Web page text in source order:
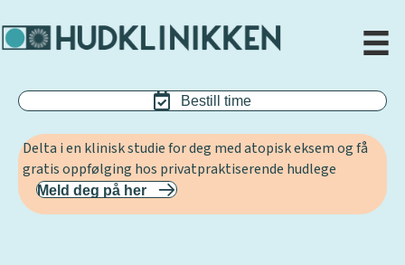
Bestill time
Delta i en klinisk studie for deg med atopisk eksem og få
gratis oppfølging hos privatpraktiserende hudlege
Meld deg på her